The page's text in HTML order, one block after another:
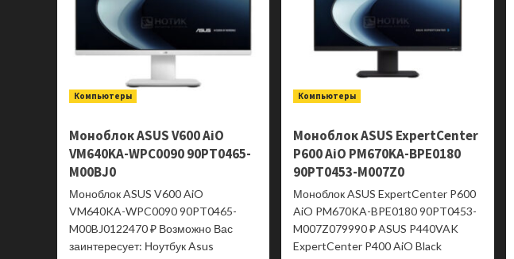
Компьютеры
Моноблок ASUS V600 AiO
VM640KA-WPC0090 90PT0465-
M00BJ0
Моноблок ASUS V600 AiO
VM640KA-WPC0090 90PT0465-
M00BJ0122470 ₽ Возможно Вас
заинтересует: Ноутбук Asus
Компьютеры
Моноблок ASUS ExpertCenter
P600 AiO PM670KA-BPE0180
90PT0453-M007Z0
Моноблок ASUS ExpertCenter P600
AiO PM670KA-BPE0180 90PT0453-
M007Z079990 ₽ ASUS P440VAK
ExpertCenter P400 AiO Black